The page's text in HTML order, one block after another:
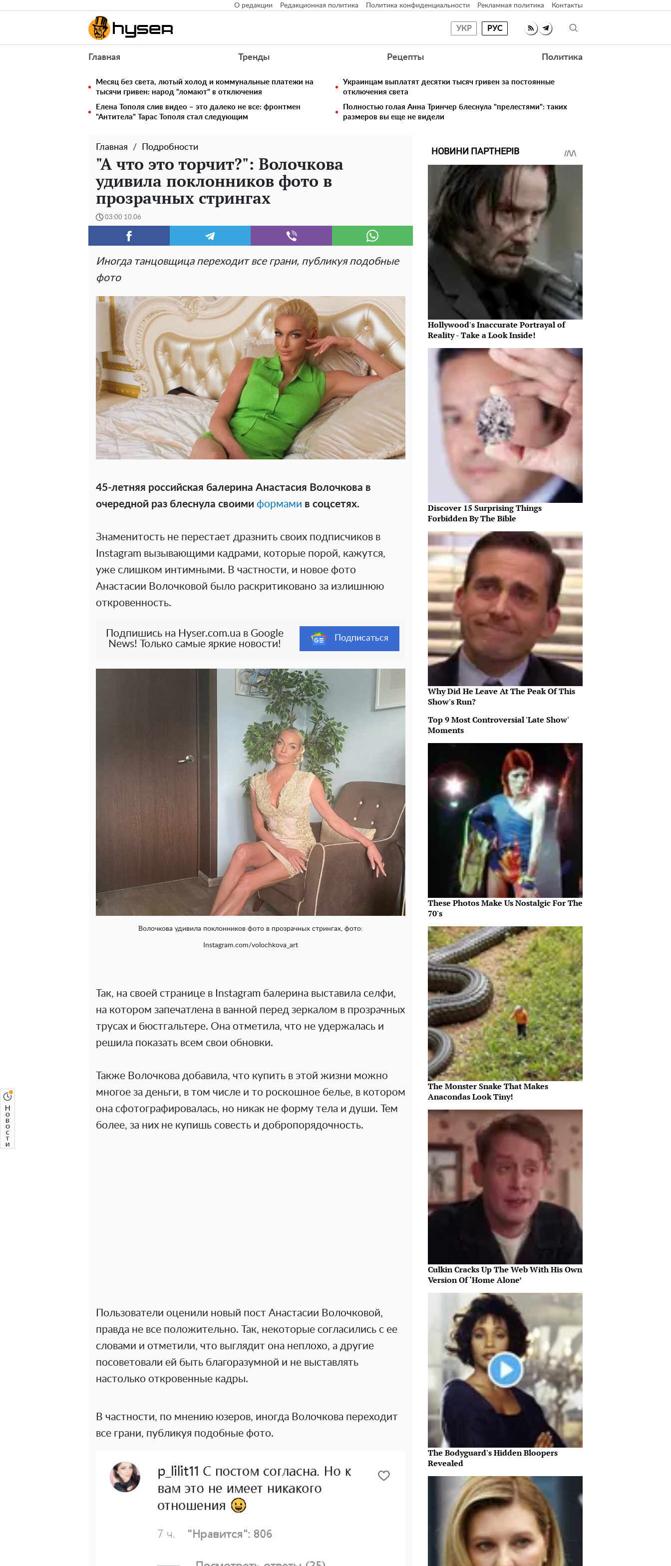
О редакции Редакционная политика Политика конфиденциальности Рекламная политика Контакты
УКР РУС
Главная Тренды Рецепты Политика
Месяц без света, лютый холод и коммунальные платежи на
тысячи гривен: народ "ломают" в отключения
Украинцам выплатят десятки тысяч гривен за постоянные
отключения света
Елена Тополя слив видео – это далеко не все: фронтмен
"Антитела" Тарас Тополя стал следующим
Полностью голая Анна Тринчер блеснула "прелестями": таких
размеров вы еще не видели
Главная Подробности
"А что это торчит?": Волочкова
удивила поклонников фото в
прозрачных стрингах
03:00 10.06
Иногда танцовщица переходит все грани, публикуя подобные
фото
45-летняя российская балерина Анастасия Волочкова в
очередной раз блеснула своими формами в соцсетях.
Знаменитость не перестает дразнить своих подписчиков в
Instagram вызывающими кадрами, которые порой, кажутся,
уже слишком интимными. В частности, и новое фото
Анастасии Волочковой было раскритиковано за излишнюю
откровенность.
Подпишись на Hyser.com.ua в Google
News! Только самые яркие новости!
Подписаться
Волочкова удивила поклонников фото в прозрачных стрингах, фото:
Instagram.com/volochkova_art
Так, на своей странице в Instagram балерина выставила селфи,
на котором запечатлена в ванной перед зеркалом в прозрачных
трусах и бюстгальтере. Она отметила, что не удержалась и
решила показать всем свои обновки.
Также Волочкова добавила, что купить в этой жизни можно
многое за деньги, в том числе и то роскошное белье, в котором
она сфотографировалась, но никак не форму тела и души. Тем
более, за них не купишь совесть и добропорядочность.
Пользователи оценили новый пост Анастасии Волочковой,
правда не все положительно. Так, некоторые согласились с ее
словами и отметили, что выглядит она неплохо, а другие
посоветовали ей быть благоразумной и не выставлять
настолько откровенные кадры.
В частности, по мнению юзеров, иногда Волочкова переходит
все грани, публикуя подобные фото.
НОВИНИ ПАРТНЕРІВ
Hollywood's Inaccurate Portrayal of
Reality - Take a Look Inside!
Discover 15 Surprising Things
Forbidden By The Bible
Why Did He Leave At The Peak Of This
Show's Run?
Top 9 Most Controversial 'Late Show'
Moments
These Photos Make Us Nostalgic For The
70's
The Monster Snake That Makes
Anacondas Look Tiny!
Culkin Cracks Up The Web With His Own
Version Of ‘Home Alone’
The Bodyguard's Hidden Bloopers
Revealed